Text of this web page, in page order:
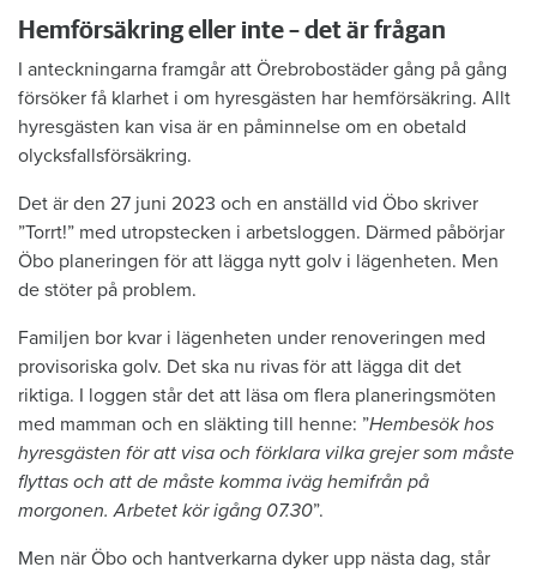
Hemförsäkring eller inte – det är frågan
I anteckningarna framgår att Örebrobostäder gång på gång
försöker få klarhet i om hyresgästen har hemförsäkring. Allt
hyresgästen kan visa är en påminnelse om en obetald
olycksfallsförsäkring.
Det är den 27 juni 2023 och en anställd vid Öbo skriver
”Torrt!” med utropstecken i arbetsloggen. Därmed påbörjar
Öbo planeringen för att lägga nytt golv i lägenheten. Men
de stöter på problem.
Familjen bor kvar i lägenheten under renoveringen med
provisoriska golv. Det ska nu rivas för att lägga dit det
riktiga. I loggen står det att läsa om flera planeringsmöten
med mamman och en släkting till henne: ”Hembesök hos
hyresgästen för att visa och förklara vilka grejer som måste
flyttas och att de måste komma iväg hemifrån på
morgonen. Arbetet kör igång 07.30”.
Men när Öbo och hantverkarna dyker upp nästa dag, står